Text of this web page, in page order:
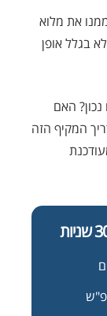
את מלוא
בגלל אופן
האם
המקיף הזה